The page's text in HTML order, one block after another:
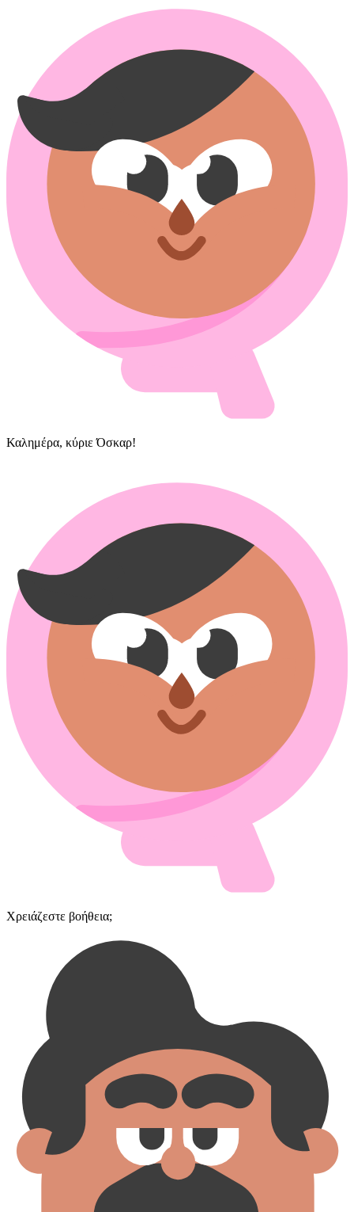
Καλημέρα, κύριε Όσκαρ!
Χρειάζεστε βοήθεια;